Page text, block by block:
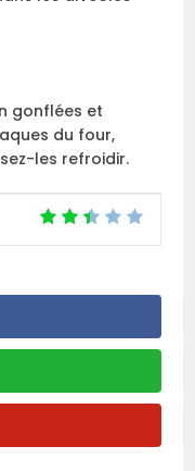
gonflées et
du four,
les refroidir.